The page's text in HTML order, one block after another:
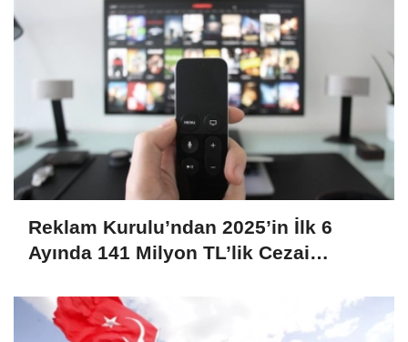
Reklam Kurulu’ndan 2025’in İlk 6
Ayında 141 Milyon TL’lik Cezai